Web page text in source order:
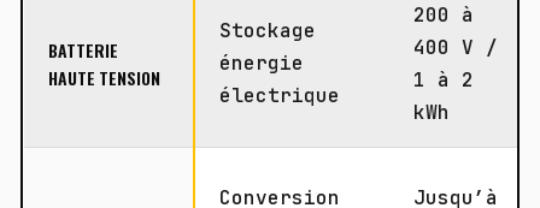
BATTERIE
HAUTE TENSION
Stockage
énergie
électrique
200 à
400 V /
1 à 2
kWh
Conversion
Jusqu’à